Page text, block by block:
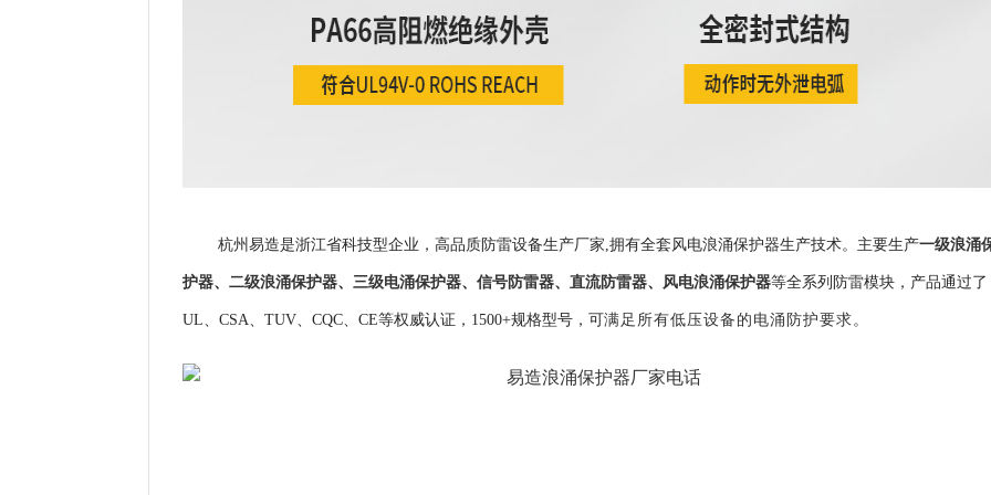
杭州易造是浙江省科技型企业，高品质防雷设备生产厂家,拥有全套风电浪涌保护器生产技术。主要生产一级浪涌
护器、二级浪涌保护器、三级电涌保护器、信号防雷器、直流防雷器、 风电浪涌保护器等全系列防雷模块，产品通过了
UL、CSA、TUV、CQC、CE等权威认证， 1500+规格型号，可满足所有低压设备的电涌防护要求。